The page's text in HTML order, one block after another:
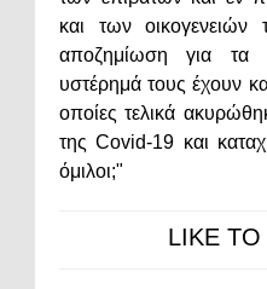
και των
αποζημίωση για
υστέρημά τους έχουν
οποίες τελικά
της Covid-19 και
όμιλοι;"
LIKE TO